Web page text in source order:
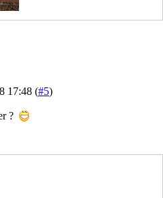
17:48 (#5)
?